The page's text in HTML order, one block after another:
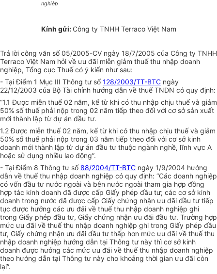
nghiệp
Kính gửi: Công ty TNHH Terraco Việt Nam
Trả lời công văn số 05/2005-CV ngày 18/7/2005 của Công ty TNHH
Terraco Việt Nam hỏi về ưu đãi miễn giảm thuế thu nhập doanh
nghiệp, Tổng cục Thuế có ý kiến như sau:
- Tại Điểm 1 Mục III Thông tư số128/2003/TT-BTC ngày
22/12/2003 của Bộ Tài chính hướng dẫn về thuế TNDN có quy định:
“1.1 Được miễn thuế 02 năm, kể từ khi có thu nhập chịu thuế và giảm
50% số thuế phải nộp trong 02 năm tiếp theo đối với cơ sở sản xuất
mới thành lập từ dự án đầu tư.
1.2 Được miễn thuế 02 năm, kể từ khi có thu nhập chịu thuế và giảm
50% số thuế phải nộp trong 03 năm tiếp theo đối với cơ sở kinh
doanh mới thành lập từ dự án đầu tư thuộc ngành nghề, lĩnh vực A
hoặc sử dụng nhiều lao động”.
- Tại Điểm 8 Thông tư số88/2004/TT-BTC ngày 1/9/2004 hướng
dẫn về thuế thu nhập doanh nghiệp có quy định: “Các doanh nghiệp
có vốn đầu tư nước ngoài và bên nước ngoài tham gia hợp đồng
hợp tác kinh doanh đã được cấp Giấy phép đầu tư; các cơ sở kinh
doanh trong nước đã được cấp Giấy chứng nhận ưu đãi đầu tư tiếp
tục được hưởng các ưu đãi về thuế thu nhập doanh nghiệp ghi
trong Giấy phép đầu tư, Giấy chứng nhận ưu đãi đầu tư. Trường hợp
mức ưu đãi về thuế thu nhập doanh nghiệp ghi trong Giấy phép đầu
tư, Giấy chứng nhận ưu đãi đầu tư thấp hơn mức ưu đãi về thuế thu
nhập doanh nghiệp hướng dẫn tại Thông tư này thì cơ sở kinh
doanh được hưởng các mức ưu đãi về thuế thu nhập doanh nghiệp
theo hướng dẫn tại Thông tư này cho khoảng thời gian ưu đãi còn
lại”.